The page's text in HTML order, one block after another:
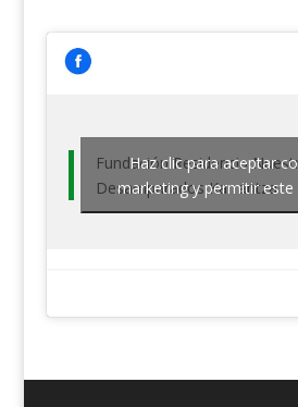
Fundación Residencia
Desamparados Karrantza
Haz clic para aceptar
marketing y permitir